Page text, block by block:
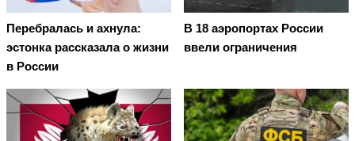
Перебралась и ахнула:
эстонка рассказала о жизни
в России
В 18 аэропортах России
ввели ограничения